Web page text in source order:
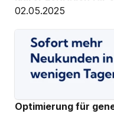
02.05.2025
Optimierung für